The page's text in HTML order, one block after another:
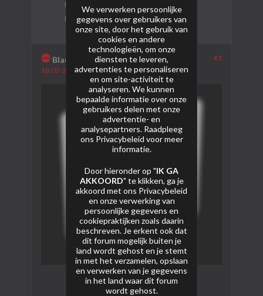
Lid sinds:
Berichten:506
#1
Blaulicht
18-02-2024, 01:41
We verwerken persoonlijke
gegevens over gebruikers van
onze site, door het gebruik van
cookies en andere
technologieën, om onze
diensten te leveren,
advertenties te personaliseren
en om site-activiteit te
analyseren. We kunnen
bepaalde informatie over onze
gebruikers delen met onze
advertentie- en
analysepartners. Raadpleeg
ons Privacybeleid voor meer
informatie.
Door hieronder op "IK GA
AKKOORD" te klikken, ga je
akkoord met ons Privacybeleid
en onze verwerking van
persoonlijke gegevens en
cookiepraktijken zoals daarin
beschreven. Je erkent ook dat
dit forum mogelijk buiten je
land wordt gehost en je stemt
in met het verzamelen, opslaan
en verwerken van je gegevens
in het land waar dit forum
wordt gehost.